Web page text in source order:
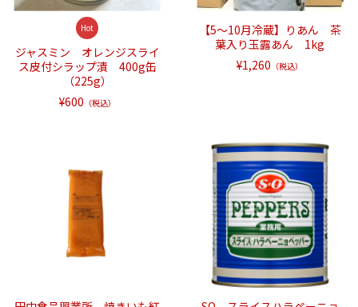
Hot
ジャスミン オレンジスライ
ス皮付シラップ漬 400g缶
（225g）
¥600 （税込）
【5～10月冷蔵】りあん 茶
葉入り玉露あん 1kg
¥1,260 （税込）